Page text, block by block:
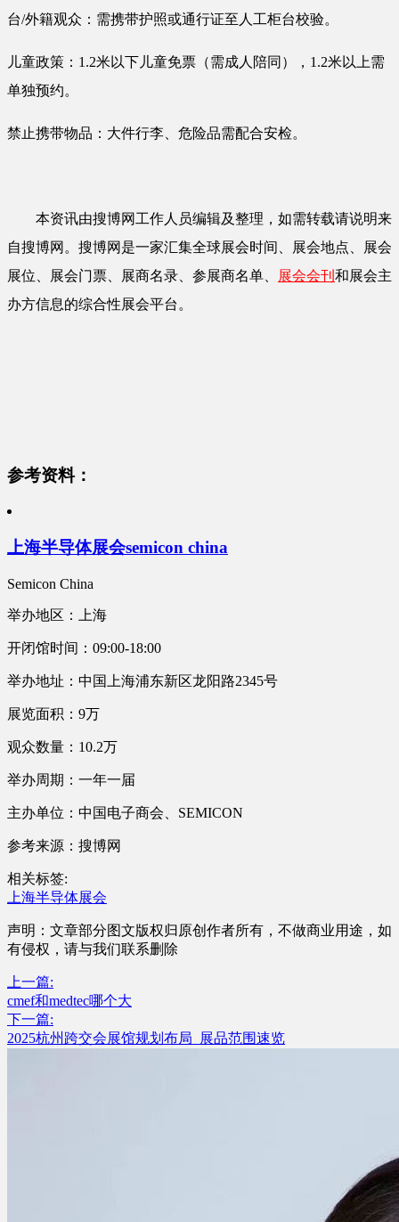
台/外籍观众：需携带护照或通行证至人工柜台校验。
儿童政策：1.2米以下儿童免票（需成人陪同），1.2米以上需
单独预约。
禁止携带物品：大件行李、危险品需配合安检。
本资讯由搜博网工作人员编辑及整理，如需转载请说明来
自搜博网。搜博网是一家汇集全球展会时间、展会地点、展会
展位、展会门票、展商名录、参展商名单、
展会会刊 和展会主
办方信息的综合性展会平台。
参考资料：
上海半导体展会semicon china
Semicon China
举办地区：上海
开闭馆时间：09:00-18:00
举办地址：中国上海浦东新区龙阳路2345号
展览面积：9万
观众数量：10.2万
举办周期：一年一届
主办单位：中国电子商会、SEMICON
参考来源：搜博网
相关标签:
上海半导体展会
声明：文章部分图文版权归原创作者所有，不做商业用途，如
有侵权，请与我们联系删除
上一篇:
cmef和medtec哪个大
下一篇:
2025杭州跨交会展馆规划布局_展品范围速览